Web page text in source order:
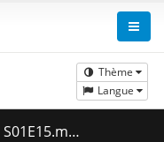
Thème
Langue
( 466.44 MB )